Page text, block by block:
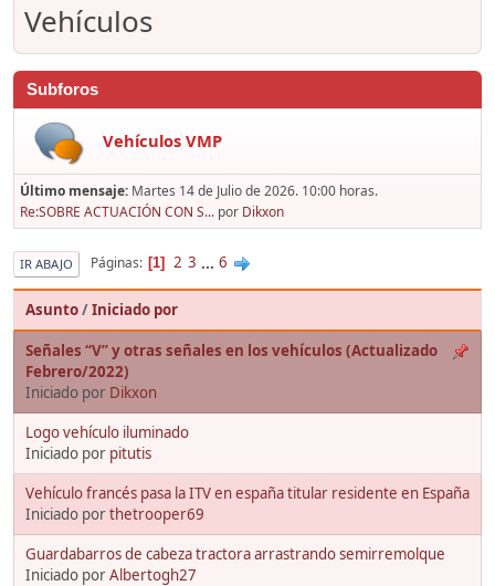
Vehículos
Subforos
Vehículos VMP
Último mensaje: Martes 14 de Julio de 2026. 10:00 horas.
Re:SOBRE ACTUACIÓN CON S... por Dikxon
IR ABAJO Páginas 1 2 3 ... 6
Asunto/Iniciado por
Señales “V” y otras señales en los vehículos (Actualizado
Febrero/2022)
Iniciado por Dikxon
Logo vehículo iluminado
Iniciado por pitutis
Vehículo francés pasa la ITV en españa titular residente en España
Iniciado porthetrooper69
Guardabarros de cabeza tractora arrastrando semirremolque
Iniciado porAlbertogh27